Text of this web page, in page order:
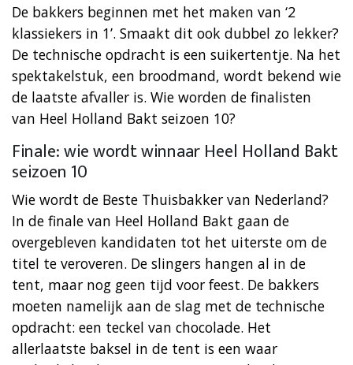
De bakkers beginnen met het maken van ‘2
klassiekers in 1’. Smaakt dit ook dubbel zo lekker?
De technische opdracht is een suikertentje. Na het
spektakelstuk, een broodmand, wordt bekend wie
de laatste afvaller is. Wie worden de finalisten
van Heel Holland Bakt seizoen 10?
Finale: wie wordt winnaar Heel Holland Bakt
seizoen 10
Wie wordt de Beste Thuisbakker van Nederland?
In de finale van Heel Holland Bakt gaan de
overgebleven kandidaten tot het uiterste om de
titel te veroveren. De slingers hangen al in de
tent, maar nog geen tijd voor feest. De bakkers
moeten namelijk aan de slag met de technische
opdracht: een teckel van chocolade. Het
allerlaatste baksel in de tent is een waar